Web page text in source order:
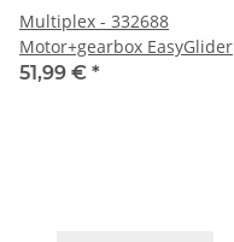
Multiplex - 332688
Motor+gearbox EasyGlider
Elektro
51,99 € *